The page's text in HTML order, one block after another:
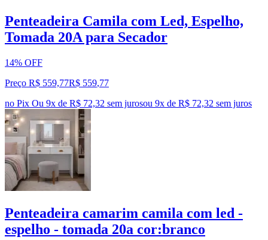
Penteadeira Camila com Led, Espelho,
Tomada 20A para Secador
14% OFF
Preço R$ 559,77R$ 559,77
no Pix Ou 9x de R$ 72,32 sem jurosou 9x de R$ 72,32 sem juros
Penteadeira camarim camila com led -
espelho - tomada 20a cor:branco